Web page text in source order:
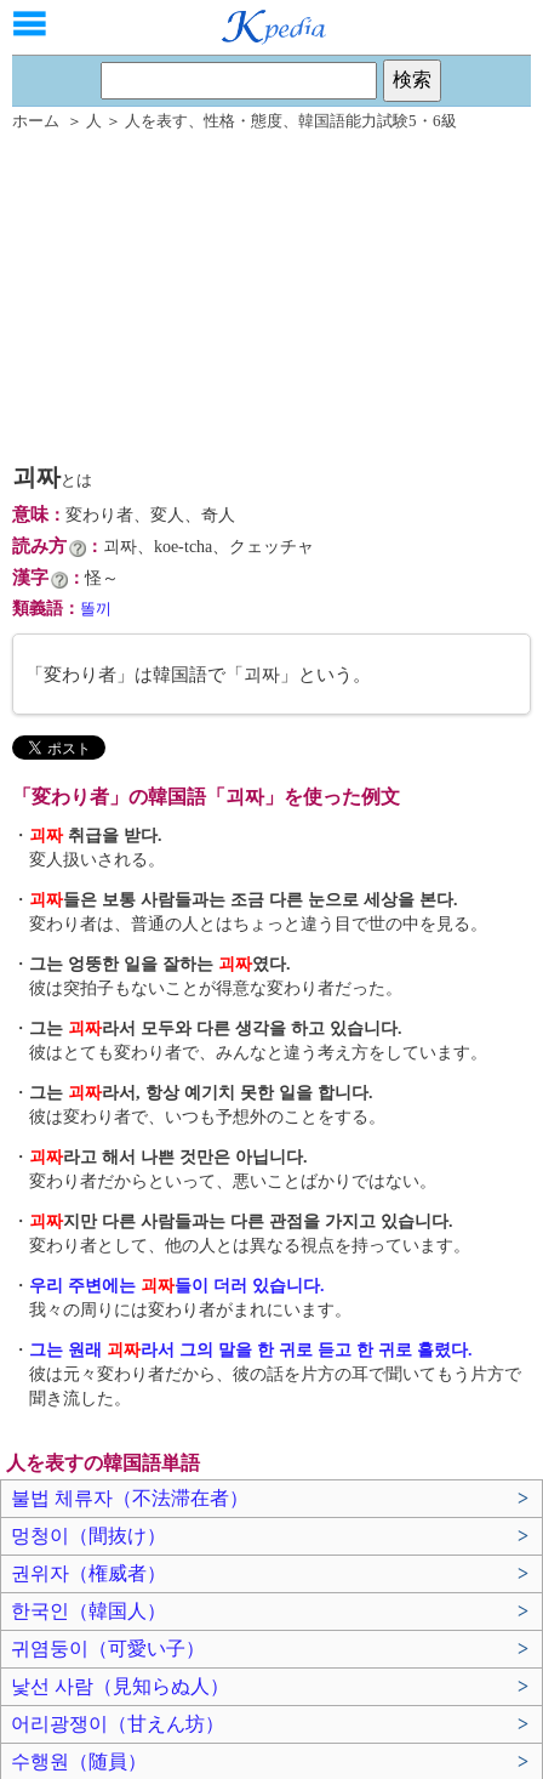
ホーム ＞ 人 ＞ 人を表す、性格・態度、 韓国語能力試験5・6級
괴짜とは
意味： 変わり者、変人、奇人
読み方 ： 괴짜、koe-tcha、クェッチャ
漢字 ：怪～
類義語 ： 똘끼
「変わり者」は韓国語で「괴짜」という。
「変わり者」の韓国語「괴짜」を使った例文
・ 괴짜취급을 받다.
変人扱いされる。
・ 괴짜들은 보통 사람들과는 조금 다른 눈으로 세상을 본다.
変わり者は、普通の人とはちょっと違う目で世の中を見る。
・ 그는 엉뚱한 일을 잘하는 괴짜였다.
彼は突拍子もないことが得意な変わり者だった。
・ 그는 괴짜라서 모두와 다른 생각을 하고 있습니다.
彼はとても変わり者で、みんなと違う考え方をしています。
・ 그는 괴짜라서, 항상 예기치 못한 일을 합니다.
彼は変わり者で、いつも予想外のことをする。
・ 괴짜라고 해서 나쁜 것만은 아닙니다.
変わり者だからといって、悪いことばかりではない。
・ 괴짜지만 다른 사람들과는 다른 관점을 가지고 있습니다.
変わり者として、他の人とは異なる視点を持っています。
・ 우리 주변에는 괴짜들이 더러 있습니다.
我々の周りには変わり者がまれにいます。
・ 그는 원래 괴짜라서 그의 말을 한 귀로 듣고 한 귀로 흘렸다.
彼は元々変わり者だから、彼の話を片方の耳で聞いてもう片方で
聞き流した。
人を表すの韓国語単語
불법 체류자（不法滞在者）
>
멍청이（間抜け）
>
권위자（権威者）
>
한국인（韓国人）
>
귀염둥이（可愛い子）
>
낯선 사람（見知らぬ人）
>
어리광쟁이（甘えん坊）
>
수행원（随員）
>